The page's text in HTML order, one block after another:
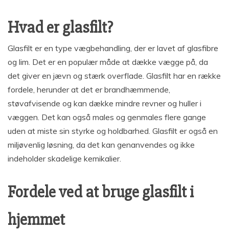
Hvad er glasfilt?
Glasfilt er en type vægbehandling, der er lavet af glasfibre
og lim. Det er en populær måde at dække vægge på, da
det giver en jævn og stærk overflade. Glasfilt har en række
fordele, herunder at det er brandhæmmende,
støvafvisende og kan dække mindre revner og huller i
væggen. Det kan også males og genmales flere gange
uden at miste sin styrke og holdbarhed. Glasfilt er også en
miljøvenlig løsning, da det kan genanvendes og ikke
indeholder skadelige kemikalier.
Fordele ved at bruge glasfilt i
hjemmet